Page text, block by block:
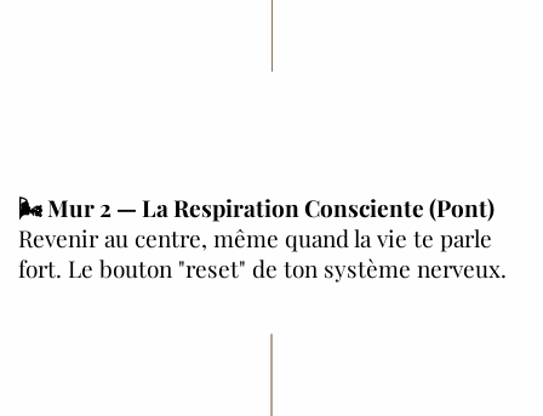
🌬️Mur 2 — La Respiration Consciente (Pont)
Revenir au centre, même quand la vie te parle
fort. Le bouton "reset" de ton système nerveux.